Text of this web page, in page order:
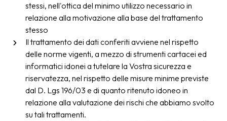
stessi, nell'ottica del minimo utilizzo necessario in
relazione alla motivazione alla base del trattamento
stesso
Il trattamento dei dati conferiti avviene nel rispetto
delle norme vigenti, a mezzo di strumenti cartacei ed
informatici idonei a tutelare la Vostra sicurezza e
riservatezza, nel rispetto delle misure minime previste
dal D. Lgs 196/03 e di quanto ritenuto idoneo in
relazione alla valutazione dei rischi che abbiamo svolto
su tali trattamenti.